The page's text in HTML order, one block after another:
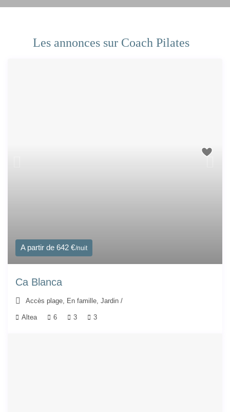
Les annonces sur Coach Pilates
A partir de 642 €/nuit
Ca Blanca
Accès plage, En famille,Jardin /
Altea 6 3 3